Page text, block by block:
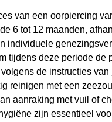
van een oorpiercing
6 tot 12 maanden,
individuele
tijdens deze periode de
de instructies van
reinigen met een
aanraking met vuil of
zijn essentieel